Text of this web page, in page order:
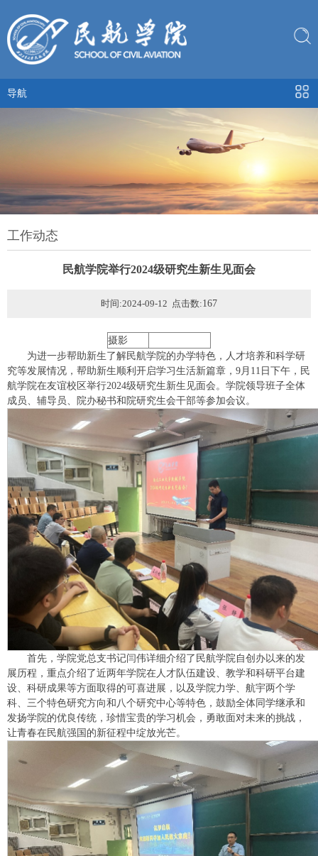
导航
工作动态
民航学院举行2024级研究生新生见面会
时间:2024-09-12 点击数:167
摄影
为进一步帮助新生了解民航学院的办学特色，人才培养和科学研
究等发展情况，帮助新生顺利开启学习生活新篇章，9月11日下午，民
航学院在友谊校区举行2024级研究生新生见面会。学院领导班子全体
成员、辅导员、院办秘书和院研究生会干部等参加会议。
首先，学院党总支书记闫伟详细介绍了民航学院自创办以来的发
展历程，重点介绍了近两年学院在人才队伍建设、教学和科研平台建
设、科研成果等方面取得的可喜进展，以及学院力学、航宇两个学
科、三个特色研究方向和八个研究中心等特色，鼓励全体同学继承和
发扬学院的优良传统，珍惜宝贵的学习机会，勇敢面对未来的挑战，
让青春在民航强国的新征程中绽放光芒。